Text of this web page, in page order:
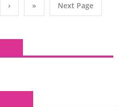
› » Next Page